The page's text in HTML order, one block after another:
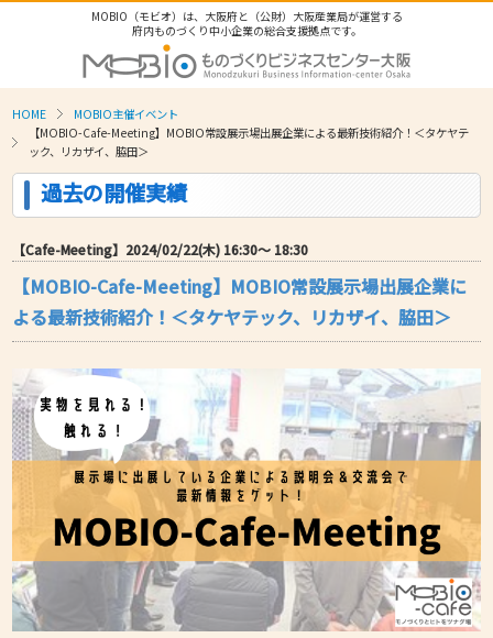
MOBIO（モビオ）は、大阪府と（公財）大阪産業局が運営する
府内ものづくり中小企業の総合支援拠点です。
HOME
MOBIO主催イベント
【MOBIO-Cafe-Meeting】MOBIO常設展示場出展企業による最新技術紹介！＜タケヤテ
ック、リカザイ、脇田＞
過去の開催実績
【Cafe-Meeting】2024/02/22(木) 16:30〜 18:30
【MOBIO-Cafe-Meeting】MOBIO常設展示場出展企業に
よる最新技術紹介！＜タケヤテック、リカザイ、脇田＞